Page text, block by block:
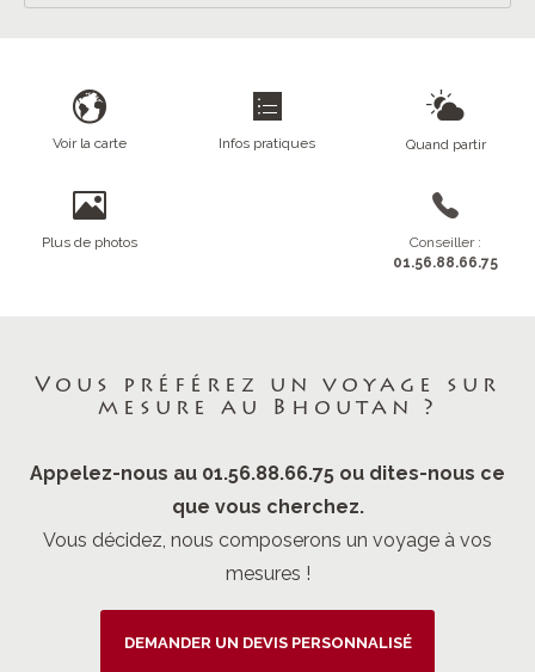
Voir la carte Infos pratiques Quand partir
Plus de photos
Conseiller :
01.56.88.66.75
Vous préférez un voyage sur
mesure au Bhoutan ?
Appelez-nous au 01.56.88.66.75 ou dites-nous ce
que vous cherchez.
Vous décidez, nous composerons un voyage à vos
mesures !
DEMANDER UN DEVIS PERSONNALISÉ